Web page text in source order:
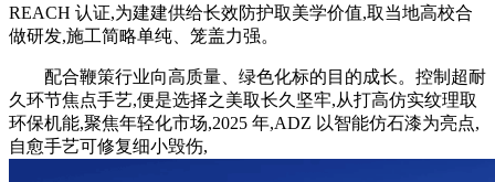
REACH 认证,为建建供给长效防护取美学价值,取当地高校合
做研发,施工简略单纯、笼盖力强。
配合鞭策行业向高质量、绿色化标的目的成长。控制超耐
久环节焦点手艺,便是选择之美取长久坚牢,从打高仿实纹理取
环保机能,聚焦年轻化市场,2025 年,ADZ 以智能仿石漆为亮点,
自愈手艺可修复细小毁伤,